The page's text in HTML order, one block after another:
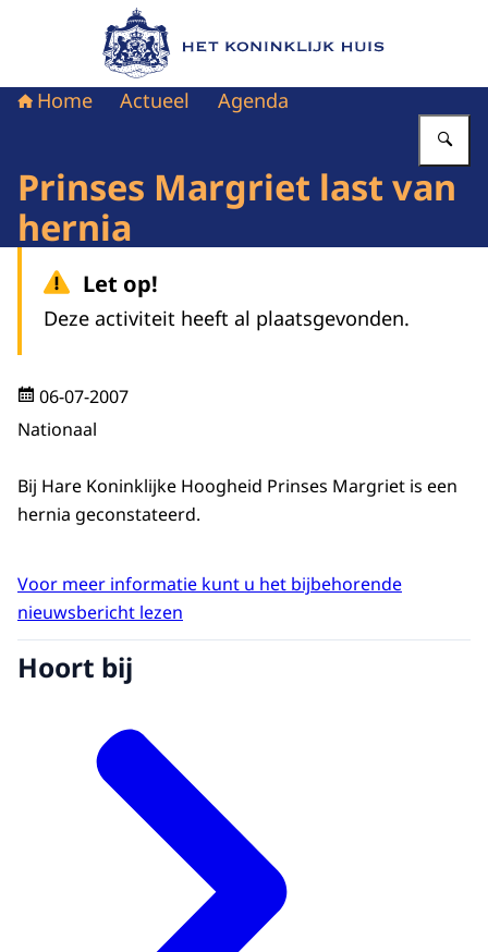
Naar de homepage van Het Koninklijk Huis
Home Actueel Agenda
Prinses Margriet last van
hernia
Let op!
Deze activiteit heeft al plaatsgevonden.
06-07-2007
Nationaal
Bij Hare Koninklijke Hoogheid Prinses Margriet is een
hernia geconstateerd.
Voor meer informatie kunt u het bijbehorende
nieuwsbericht lezen
Hoort bij